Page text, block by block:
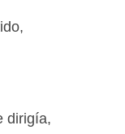
dirigía,